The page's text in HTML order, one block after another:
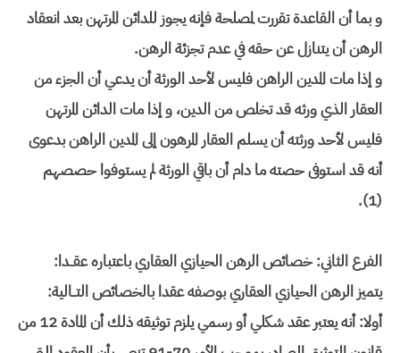
و بما أن القاعدة تقررت لمصلحة فإنه يجوز للدائن المرتهن بعد انعقاد
الرهن أن يتنازل عن حقه في عدم تجزئة الرهن.
و إذا مات المدين الراهن فليس لأحد الورثة أن يدعي أن الجزء من
العقار الذي ورثه قد تخلص من الدين، و إذا مات الدائن المرتهن
فليس لأحد ورثته أن يسلم العقار المرهون إلى المدين الراهن بدعوى
أنه قد استوفى حصته ما دام أن باقي الورثة لم يستوفوا حصصهم
(1).
الفرع الثاني: خصائص الرهن الحيازي العقاري باعتباره عقــدا:
يتميز الرهن الحيازي العقاري بوصفه عقدا بالخصائص التــالية:
أولا: أنه يعتبر عقد شكلي أو رسمي يلزم توثيقه ذلك أن المادة 12 من